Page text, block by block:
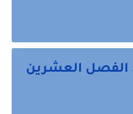
الفصل العشرين